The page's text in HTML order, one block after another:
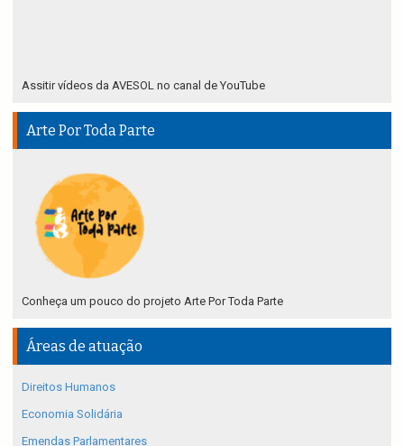
Assitir vídeos da AVESOL no canal de YouTube
Arte Por Toda Parte
Conheça um pouco do projeto Arte Por Toda Parte
Áreas de atuação
Direitos Humanos
Economia Solidária
Emendas Parlamentares